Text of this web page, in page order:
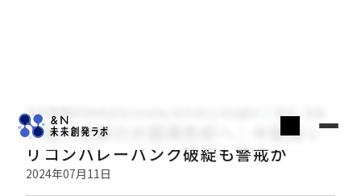
木内登英のGlobal Economy & Policy Insight
中国人民銀行が国債売却へ：中国版シ
リコンバレーバンク破綻も警戒か
2024年07月11日